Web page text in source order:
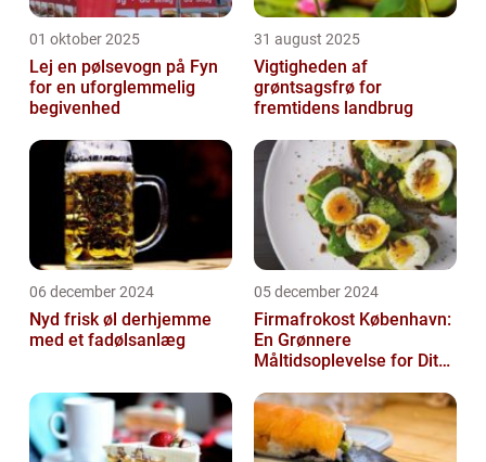
01 oktober 2025
Lej en pølsevogn på Fyn
for en uforglemmelig
begivenhed
31 august 2025
Vigtigheden af
grøntsagsfrø for
fremtidens landbrug
06 december 2024
Nyd frisk øl derhjemme
med et fadølsanlæg
05 december 2024
Firmafrokost København:
En Grønnere
Måltidsoplevelse for Dit